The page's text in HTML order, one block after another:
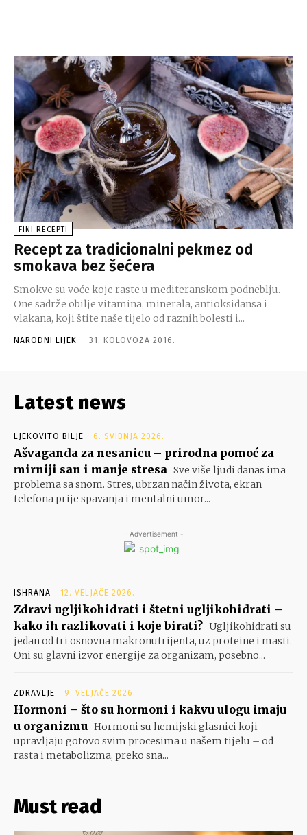
FINI RECEPTI
Recept za tradicionalni pekmez od
smokava bez šećera
Smokve su voće koje raste u mediteranskom podneblju.
One sadrže obilje vitamina, minerala, antioksidansa i
vlakana, koji štite naše tijelo od raznih bolesti i...
NARODNI LIJEK - 31. KOLOVOZA 2016.
Latest news
LJEKOVITO BILJE 6. SVIBNJA 2026.
Ašvaganda za nesanicu – prirodna pomoć za
mirniji san i manje stresa Sve više ljudi danas ima
problema sa snom. Stres, ubrzan način života, ekran
telefona prije spavanja i mentalni umor...
- Advertisement -
ISHRANA 12. VELJAČE 2026.
Zdravi ugljikohidrati i štetni ugljikohidrati –
kako ih razlikovati i koje birati? Ugljikohidrati su
jedan od tri osnovna makronutrijenta, uz proteine i masti.
Oni su glavni izvor energije za organizam, posebno...
ZDRAVLJE 9. VELJAČE 2026.
Hormoni – što su hormoni i kakvu ulogu imaju
u organizmu Hormoni su hemijski glasnici koji
upravljaju gotovo svim procesima u našem tijelu – od
rasta i metabolizma, preko sna...
Must read